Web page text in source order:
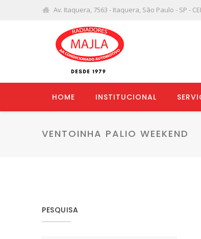
Av. Itaquera, 7563 - Itaquera, São Paulo - SP -
HOME INSTITUCIONAL
VENTOINHA PALIO WEEKEND
PESQUISA